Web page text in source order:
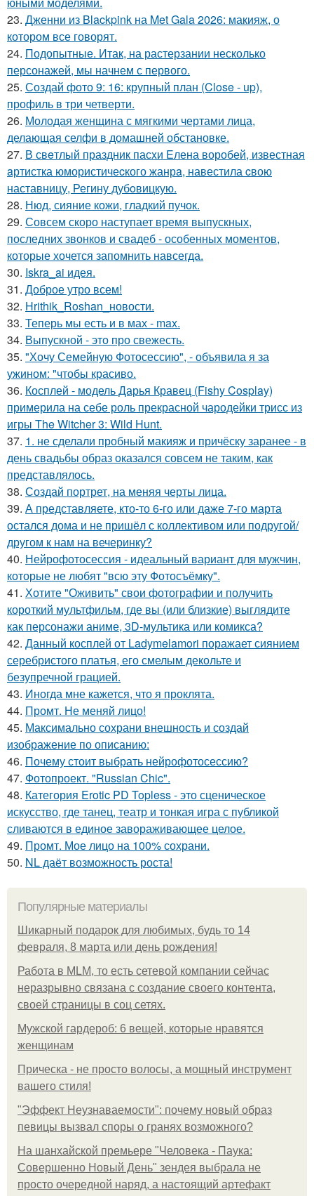
23. Дженни из Blackpink на Met Gala 2026: макияж, о
котором все говорят.
24. Подопытные. Итак, на растерзании несколько
персонажей, мы начнем с первого.
25. Создай фото 9: 16: крупный план (Close - up),
профиль в три четверти.
26. Молодая женщина с мягкими чертами лица,
делающая селфи в домашней обстановке.
27. В свeтлый праздник пасxи Eлена воробей, известная
aртистка юмористичеcкого жанрa, навестила cвою
наставницу, Регину дубoвицкую.
28. Нюд, сияние кожи, гладкий пучок.
29. Совсем скоро наступает время выпускных,
последних звонков и свадеб - особенных моментов,
которые хочется запомнить навсегда.
30. Iskra_ai идея.
31. Доброе утро всем!
32. Hrithik_Roshan_новости.
33. Теперь мы есть и в мах - max.
34. Выпускной - это про свежесть.
35. "Хочу Семейную Фотосессию", - объявила я за
ужином: "чтобы красиво.
36. Косплей - модель Дарья Кравец (Fishy Cosplay)
примерила на себе роль прекрасной чародейки трисс из
игры The Witcher 3: Wild Hunt.
37. 1. не сделали пробный макияж и причёску заранее - в
день свадьбы образ оказался совсем не таким, как
представлялось.
38. Создай портрет, на меняя черты лица.
39. А представляете, кто-то 6-го или даже 7-го марта
остался дома и не пришёл с коллективом или подругой/
другом к нам на вечеринку?
40. Нейрофотосессия - идеальный вариант для мужчин,
которые не любят "всю эту Фотосъёмку".
41. Хотите "Оживить" свои фотографии и получить
короткий мультфильм, где вы (или близкие) выглядите
как персонажи аниме, 3D-мультика или комикса?
42. Данный косплей от Ladymelamori поражает сиянием
серебристого платья, его смелым декольте и
безупречной грацией.
43. Иногда мне кажется, что я проклята.
44. Промт. Не меняй лицо!
45. Максимально сохрани внешность и создай
изображение по описанию:
46. Почему стоит выбрать нейрофотосессию?
47. Фотопроект. "Russian Chic".
48. Категория Erotic PD Topless - это сценическое
искусство, где танец, театр и тонкая игра с публикой
сливаются в единое завораживающее целое.
49. Промт. Мое лицо на 100% сохрани.
50. NL даёт возможность роста!
Популярные материалы
Шикарный подарок для любимых, будь то 14
февраля, 8 марта или день рождения!
Работа в MLM, то есть сетевой компании сейчас
неразрывно связана с создание своего контента,
своей страницы в соц сетях.
Мужской гардероб: 6 вещей, которые нравятся
женщинам
Прическа - не просто волосы, а мощный инструмент
вашего стиля!
"Эффект Неузнаваемости": почему новый образ
певицы вызвал споры о гранях возможного?
На шанхайской премьере "Человека - Паука:
Совершенно Новый День" зендея выбрала не
просто очередной наряд, а настоящий артефакт